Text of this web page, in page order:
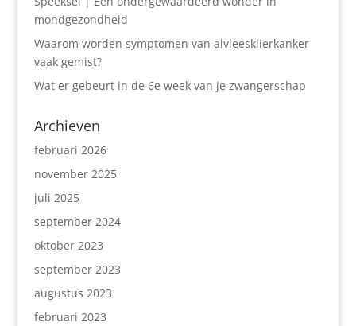
mondgezondheid
Waarom worden symptomen van alvleesklierkanker
vaak gemist?
Wat er gebeurt in de 6e week van je zwangerschap
Archieven
februari 2026
november 2025
juli 2025
september 2024
oktober 2023
september 2023
augustus 2023
februari 2023